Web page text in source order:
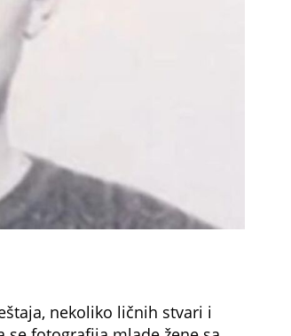
nekoliko ličnih stvari i